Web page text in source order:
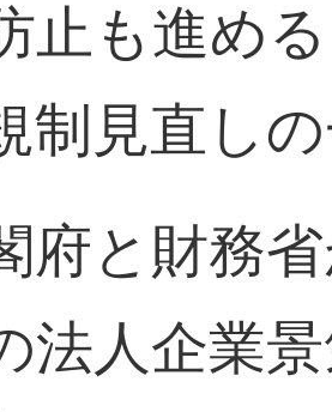
止も進め
制見直し
府と財務
法人企業